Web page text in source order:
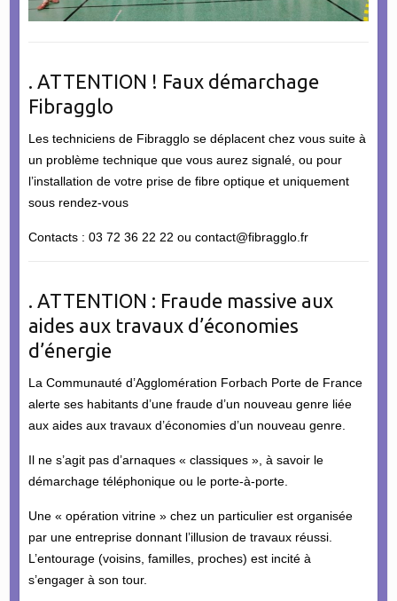
. ATTENTION ! Faux démarchage
Fibragglo
Les techniciens de Fibragglo se déplacent chez vous suite à
un problème technique que vous aurez signalé, ou pour
l’installation de votre prise de fibre optique et uniquement
sous rendez-vous
Contacts : 03 72 36 22 22 ou contact@fibragglo.fr
. ATTENTION : Fraude massive aux
aides aux travaux d’économies
d’énergie
La Communauté d’Agglomération Forbach Porte de France
alerte ses habitants d’une fraude d’un nouveau genre liée
aux aides aux travaux d’économies d’un nouveau genre.
Il ne s’agit pas d’arnaques « classiques », à savoir le
démarchage téléphonique ou le porte-à-porte.
Une « opération vitrine » chez un particulier est organisée
par une entreprise donnant l’illusion de travaux réussi.
L’entourage (voisins, familles, proches) est incité à
s’engager à son tour.